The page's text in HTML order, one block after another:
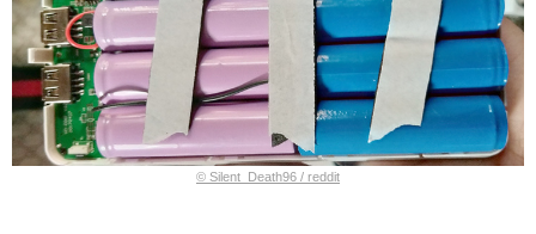
© Silent_Death96 / reddit